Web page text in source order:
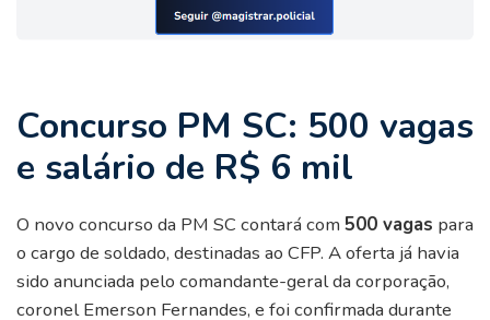
Concurso PM SC: 500 vagas
e salário de R$ 6 mil
O novo concurso da PM SC contará com 500 vagas para
o cargo de soldado, destinadas ao CFP. A oferta já havia
sido anunciada pelo comandante-geral da corporação,
coronel Emerson Fernandes, e foi confirmada durante